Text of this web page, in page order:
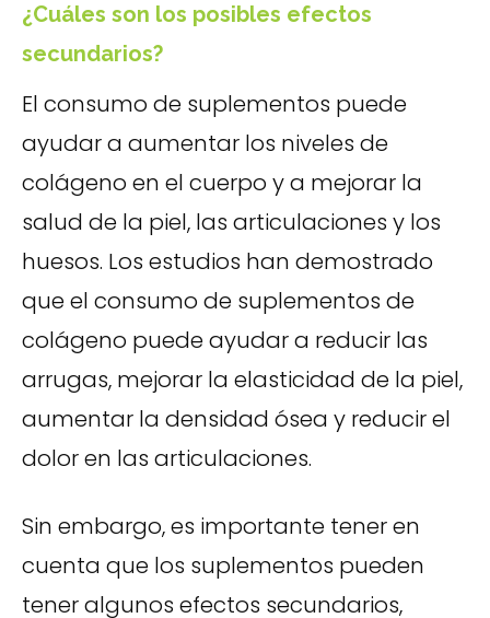
¿Cuáles son los posibles efectos
secundarios?
El consumo de suplementos puede
ayudar a aumentar los niveles de
colágeno en el cuerpo y a mejorar la
salud de la piel, las articulaciones y los
huesos. Los estudios han demostrado
que el consumo de suplementos de
colágeno puede ayudar a reducir las
arrugas, mejorar la elasticidad de la piel,
aumentar la densidad ósea y reducir el
dolor en las articulaciones.
Sin embargo, es importante tener en
cuenta que los suplementos pueden
tener algunos efectos secundarios,